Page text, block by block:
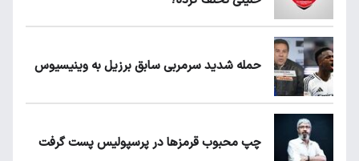
حمله شدید سرمربی سابق برزیل به وینیسیوس
چپ محبوب قرمزها در پرسپولیس پست گرفت